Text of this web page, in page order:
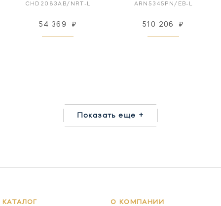
CHD2083AB/NRT-L
54 369 ₽
ARN5345PN/EB-L
510 206 ₽
Показать еще +
КАТАЛОГ О КОМПАНИИ